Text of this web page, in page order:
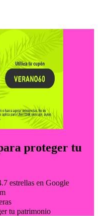
proteger tu
estrellas en Google
tu patrimonio